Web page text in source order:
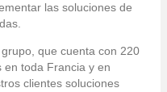
las soluciones de
que cuenta con 220
en toda Francia y en
clientes soluciones